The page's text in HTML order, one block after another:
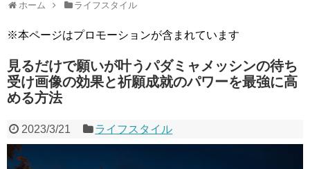
ホーム ライフスタイル
※本ページはプロモーションが含まれています
見るだけで願いが叶うパダミャメッシンの待ち
受け画像の効果と祈願成就のパワーを最強に高
める方法
2023/3/21 ライフスタイル